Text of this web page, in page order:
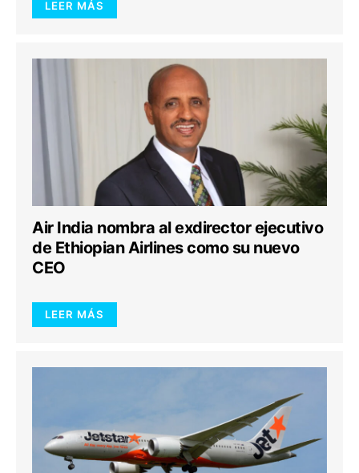
LEER MÁS
Air India nombra al exdirector ejecutivo
de Ethiopian Airlines como su nuevo
CEO
LEER MÁS